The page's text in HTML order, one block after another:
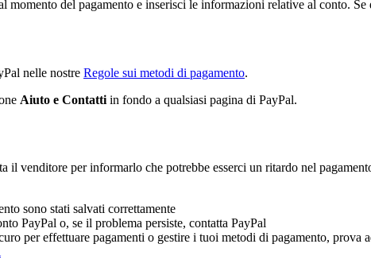
momento del pagamento e inserisci le informazioni relative al conto.
nelle nostre Regole sui metodi di pagamento.
Aiuto e Contatti in fondo a qualsiasi pagina di PayPal.
il venditore per informarlo che potrebbe esserci un ritardo nel
sono stati salvati correttamente
PayPal o, se il problema persiste, contatta PayPal
per effettuare pagamenti o gestire i tuoi metodi di pagamento,